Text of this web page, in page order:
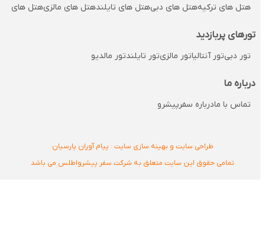
هتل های ترکیههتل های دبیهتل های تایلندهتل های مالزیهتل های
تورهای پربازدید
تور دبیتور آنتالیاتور مالزیتور تایلندتور مالدیو
درباره ما
تماس با مادرباره سفرپیشرو
طراحی سایت و بهینه سازی سایت : پیام آوران پارسیان
تمامی حقوق این سایت متعلق به شرکت سفر پیشرواطلس می باشد